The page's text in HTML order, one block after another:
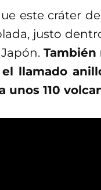
este cráter
justo
llamado
110